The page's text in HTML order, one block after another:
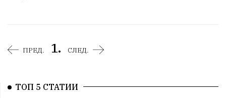
ПРЕД. 1. СЛЕД.
ТОП 5 СТАТИИ